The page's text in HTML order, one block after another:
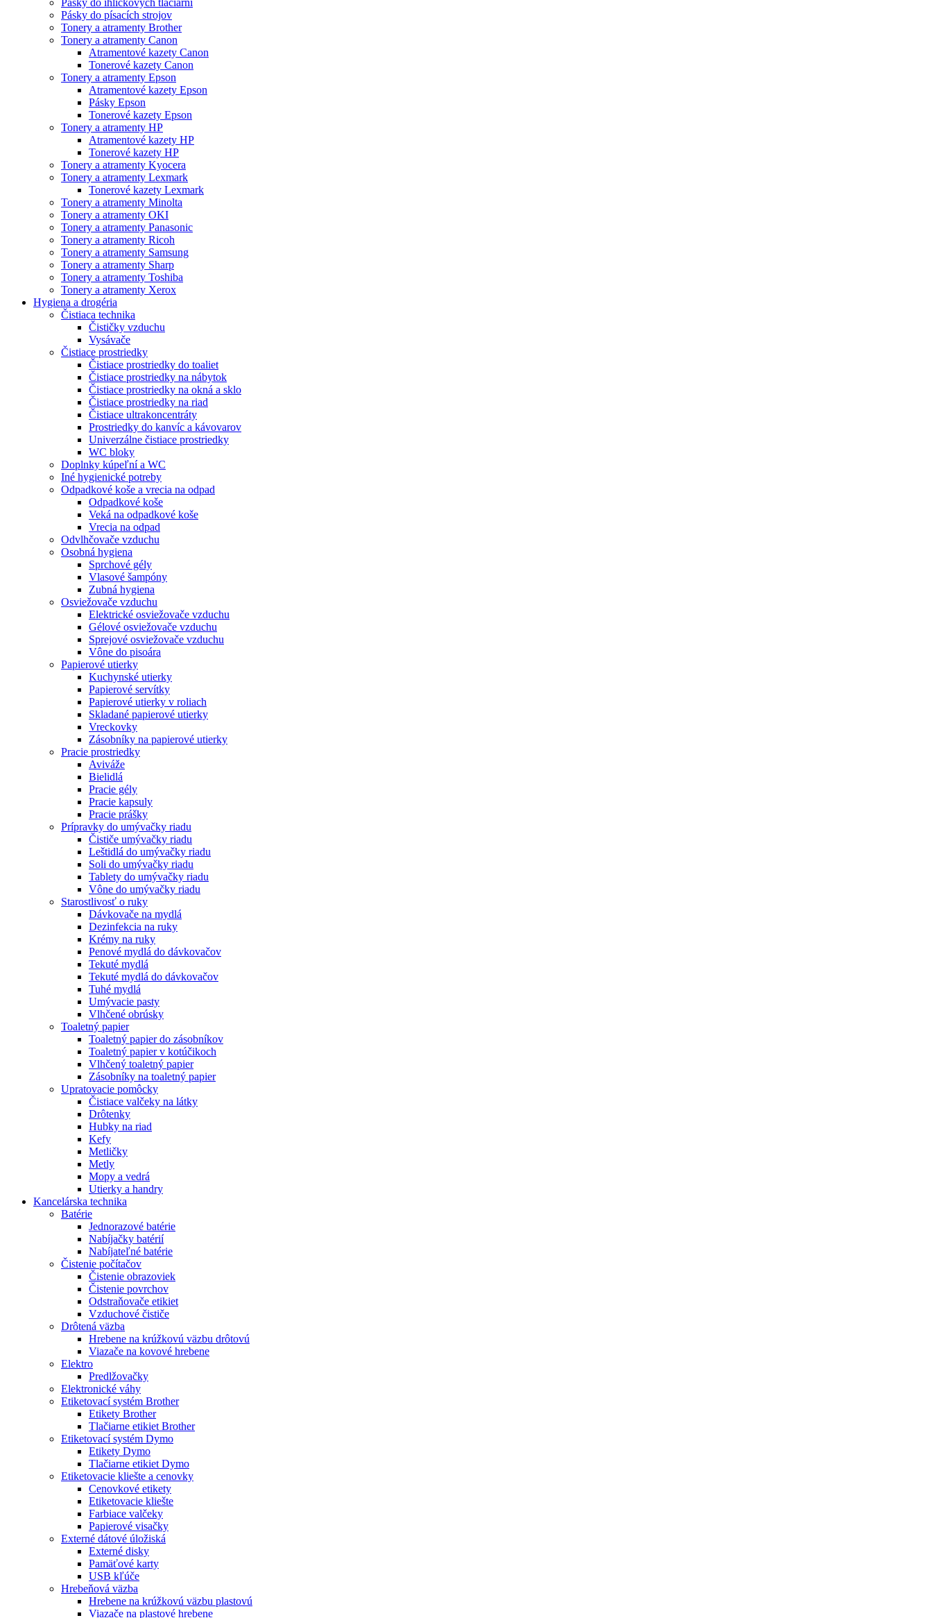
Pásky do ihličkových tlačiarní
Pásky do písacích strojov
Tonery a atramenty Brother
Tonery a atramenty Canon
Atramentové kazety Canon
Tonerové kazety Canon
Tonery a atramenty Epson
Atramentové kazety Epson
Pásky Epson
Tonerové kazety Epson
Tonery a atramenty HP
Atramentové kazety HP
Tonerové kazety HP
Tonery a atramenty Kyocera
Tonery a atramenty Lexmark
Tonerové kazety Lexmark
Tonery a atramenty Minolta
Tonery a atramenty OKI
Tonery a atramenty Panasonic
Tonery a atramenty Ricoh
Tonery a atramenty Samsung
Tonery a atramenty Sharp
Tonery a atramenty Toshiba
Tonery a atramenty Xerox
Hygiena a drogéria
Čistiaca technika
Čističky vzduchu
Vysávače
Čistiace prostriedky
Čistiace prostriedky do toaliet
Čistiace prostriedky na nábytok
Čistiace prostriedky na okná a sklo
Čistiace prostriedky na riad
Čistiace ultrakoncentráty
Prostriedky do kanvíc a kávovarov
Univerzálne čistiace prostriedky
WC bloky
Doplnky kúpeľní a WC
Iné hygienické potreby
Odpadkové koše a vrecia na odpad
Odpadkové koše
Veká na odpadkové koše
Vrecia na odpad
Odvlhčovače vzduchu
Osobná hygiena
Sprchové gély
Vlasové šampóny
Zubná hygiena
Osviežovače vzduchu
Elektrické osviežovače vzduchu
Gélové osviežovače vzduchu
Sprejové osviežovače vzduchu
Vône do pisoára
Papierové utierky
Kuchynské utierky
Papierové servítky
Papierové utierky v roliach
Skladané papierové utierky
Vreckovky
Zásobníky na papierové utierky
Pracie prostriedky
Aviváže
Bielidlá
Pracie gély
Pracie kapsuly
Pracie prášky
Prípravky do umývačky riadu
Čističe umývačky riadu
Leštidlá do umývačky riadu
Soli do umývačky riadu
Tablety do umývačky riadu
Vône do umývačky riadu
Starostlivosť o ruky
Dávkovače na mydlá
Dezinfekcia na ruky
Krémy na ruky
Penové mydlá do dávkovačov
Tekuté mydlá
Tekuté mydlá do dávkovačov
Tuhé mydlá
Umývacie pasty
Vlhčené obrúsky
Toaletný papier
Toaletný papier do zásobníkov
Toaletný papier v kotúčikoch
Vlhčený toaletný papier
Zásobníky na toaletný papier
Upratovacie pomôcky
Čistiace valčeky na látky
Drôtenky
Hubky na riad
Kefy
Metličky
Metly
Mopy a vedrá
Utierky a handry
Kancelárska technika
Batérie
Jednorazové batérie
Nabíjačky batérií
Nabíjateľné batérie
Čistenie počítačov
Čistenie obrazoviek
Čistenie povrchov
Odstraňovače etikiet
Vzduchové čističe
Drôtená väzba
Hrebene na krúžkovú väzbu drôtovú
Viazače na kovové hrebene
Elektro
Predlžovačky
Elektronické váhy
Etiketovací systém Brother
Etikety Brother
Tlačiarne etikiet Brother
Etiketovací systém Dymo
Etikety Dymo
Tlačiarne etikiet Dymo
Etiketovacie kliešte a cenovky
Cenovkové etikety
Etiketovacie kliešte
Farbiace valčeky
Papierové visačky
Externé dátové úložiská
Externé disky
Pamäťové karty
USB kľúče
Hrebeňová väzba
Hrebene na krúžkovú väzbu plastovú
Viazače na plastové hrebene